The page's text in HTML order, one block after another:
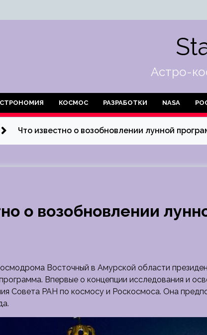
Астро-
КОСМОС РАЗРАБОТКИ NASA
Что известно о возобновлении лунной
о возобновлении
Восточный в Амурской области
Впервые о концепции исследования и
Совета РАН по космосу и Роскосмоса. Она